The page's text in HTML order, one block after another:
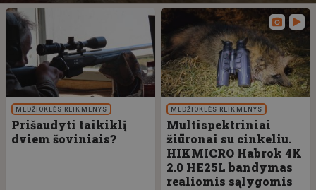
MEDŽIOKLĖS REIKMENYS
Prišaudyti taikiklį
dviem šoviniais?
MEDŽIOKLĖS REIKMENYS
Multispektriniai
žiūronai su cinkeliu.
HIKMICRO Habrok 4K
2.0 HE25L bandymas
realiomis sąlygomis